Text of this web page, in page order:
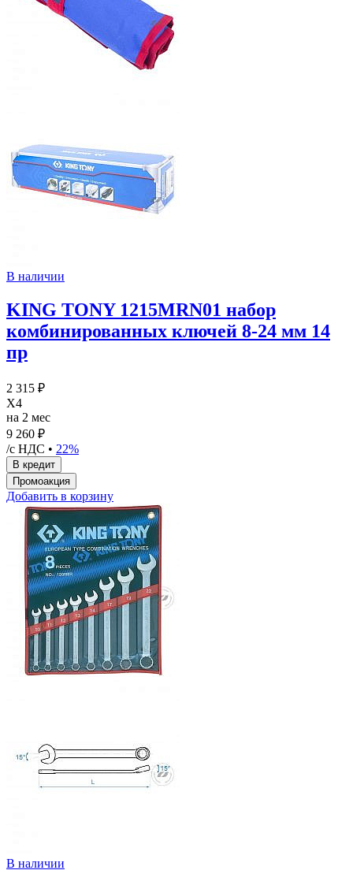
В наличии
KING TONY 1215MRN01 набор
комбинированных ключей 8-24 мм 14
пр
2 315 ₽
X4
на 2 мес
9 260 ₽
/с НДС • 22%
Добавить в корзину
В наличии